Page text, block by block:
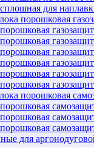
для
порошковая
порошковая
для